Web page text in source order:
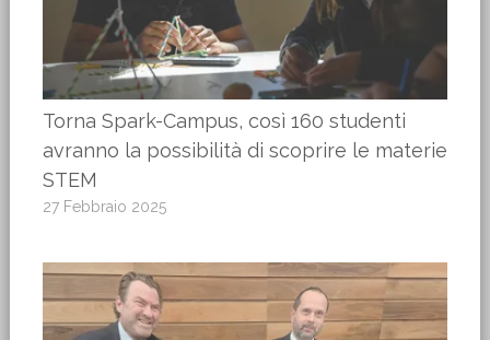
Torna Spark-Campus, così 160 studenti
avranno la possibilità di scoprire le materie
STEM
27 Febbraio 2025